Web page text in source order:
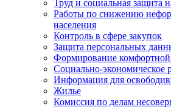
Труд и социальная защита
Работы по снижению
населения
Контроль в сфере закупок
Защита персональных
Формирование комфортной
Социально-экономическое
Информация для
Жилье
Комиссия по делам